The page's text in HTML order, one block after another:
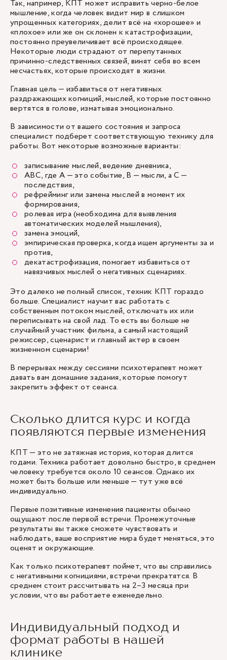
Так, например, КПТ может исправить черно-белое
мышление, когда человек видит мир в слишком
упрощенных категориях, делит всё на «хорошее» и
«плохое» или же он склонен к катастрофизации,
постоянно преувеличивает всё происходящее.
Некоторые люди страдают от перепутанных
причинно-следственных связей, винят себя во всем
несчастьях, которые происходят в жизни.
Главная цель — избавиться от негативных
раздражающих когниций, мыслей, которые постоянно
вертятся в голове, изматывая эмоционально.
В зависимости от вашего состояния и запроса
специалист подберет соответствующую технику для
работы. Вот некоторые возможные варианты:
записывание мыслей, ведение дневника,
ABC, где А — это событие, В — мысли, а С —
последствия,
рефрейминг или замена мыслей в момент их
формирования,
ролевая игра (необходима для выявления
автоматических моделей мышления),
замена эмоций,
эмпирическая проверка, когда ищем аргументы за и
против,
декатастрофизация, помогает избавиться от
навязчивых мыслей о негативных сценариях.
Это далеко не полный список, техник КПТ гораздо
больше. Специалист научит вас работать с
собственным потоком мыслей, отключать их или
переписывать на свой лад. То есть вы больше не
случайный участник фильма, а самый настоящий
режиссер, сценарист и главный актер в своем
жизненном сценарии!
В перерывах между сессиями психотерапевт может
давать вам домашние задания, которые помогут
закрепить эффект от сеанса.
Сколько длится курс и когда
появляются первые изменения
КПТ — это не затяжная история, которая длится
годами. Техника работает довольно быстро, в среднем
человеку требуется около 10 сеансов. Однако их
может быть больше или меньше — тут уже всё
индивидуально.
Первые позитивные изменения пациенты обычно
ощущают после первой встречи. Промежуточные
результаты вы также сможете чувствовать и
наблюдать, ваше восприятие мира будет меняться, это
оценят и окружающие.
Как только психотерапевт поймет, что вы справились
с негативными когнициями, встречи прекратятся. В
среднем стоит рассчитывать на 2–3 месяца при
условии, что вы работаете еженедельно.
Индивидуальный подход и
формат работы в нашей
клинике